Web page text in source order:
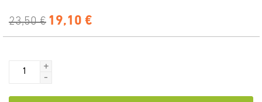
23,50 € 19,10 €
+
-